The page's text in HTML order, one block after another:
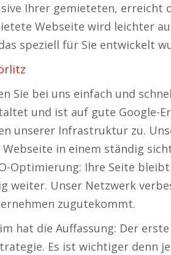
Ihrer gemieteten, erreicht
Webseite wird leichter
speziell für Sie entwickelt
Sie bei uns einfach und
und ist auf gute Google-
unserer Infrastruktur zu.
in einem ständig
Optimierung: Ihre Seite
weiter. Unser Netzwerk
zugutekommt.
hat die Auffassung: Der
Es ist wichtiger denn